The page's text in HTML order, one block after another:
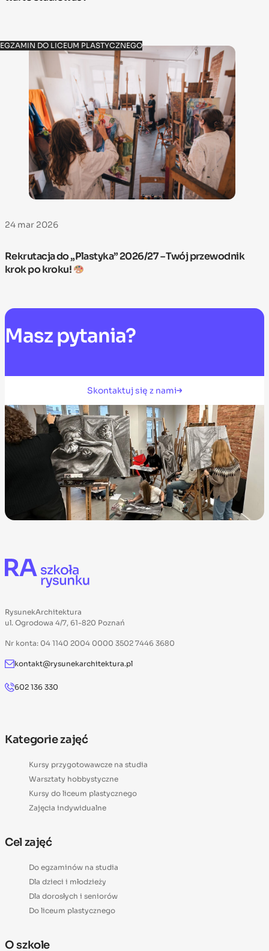
EGZAMIN DO LICEUM PLASTYCZNEGO
24 mar 2026
Rekrutacja do „Plastyka” 2026/27 – Twój przewodnik
krok po kroku!
Masz pytania?
Skontaktuj się z nami
RysunekArchitektura
ul. Ogrodowa 4/7, 61-820 Poznań
Nr konta: 04 1140 2004 0000 3502 7446 3680
kontakt@rysunekarchitektura.pl
602 136 330
Kategorie zajęć
Kursy przygotowawcze na studia
Warsztaty hobbystyczne
Kursy do liceum plastycznego
Zajęcia indywidualne
Cel zajęć
Do egzaminów na studia
Dla dzieci i młodzieży
Dla dorosłych i seniorów
Do liceum plastycznego
O szkole